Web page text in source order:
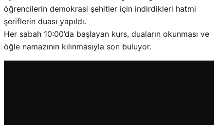
öğrencilerin demokrasi şehitler için indirdikleri hatmi
şeriflerin duası yapıldı.
Her sabah 10:00’da başlayan kurs, duaların okunması ve
öğle namazının kılınmasıyla son buluyor.